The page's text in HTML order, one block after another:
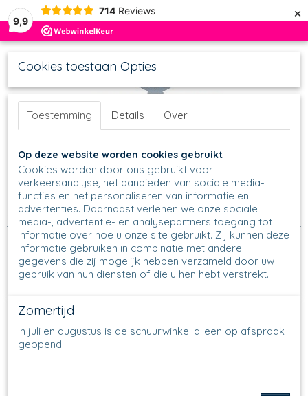
9,9
714 Reviews ×
Geen producten
Home>Thee & Koffie>Suiker & Melk >Suikerpotjes
Suikerpot - 2630
Cookies toestaan Opties
Toestemming Details Over
Op deze website worden cookies gebruikt
Cookies worden door ons gebruikt voor
verkeersanalyse, het aanbieden van sociale media-
functies en het personaliseren van informatie en
advertenties. Daarnaast verlenen we onze sociale
media-, advertentie- en analysepartners toegang tot
informatie over hoe u onze site gebruikt. Zij kunnen deze
informatie gebruiken in combinatie met andere
gegevens die zij mogelijk hebben verzameld door uw
gebruik van hun diensten of die u hen hebt verstrekt.
Zomertijd
In juli en augustus is de schuurwinkel alleen op afspraak
geopend.